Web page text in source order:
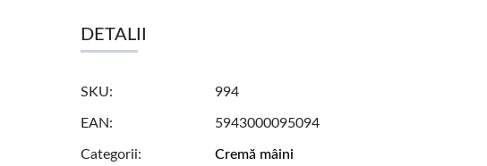
DETALII
SKU 994
EAN 5943000095094
Categorii Cremă mâini